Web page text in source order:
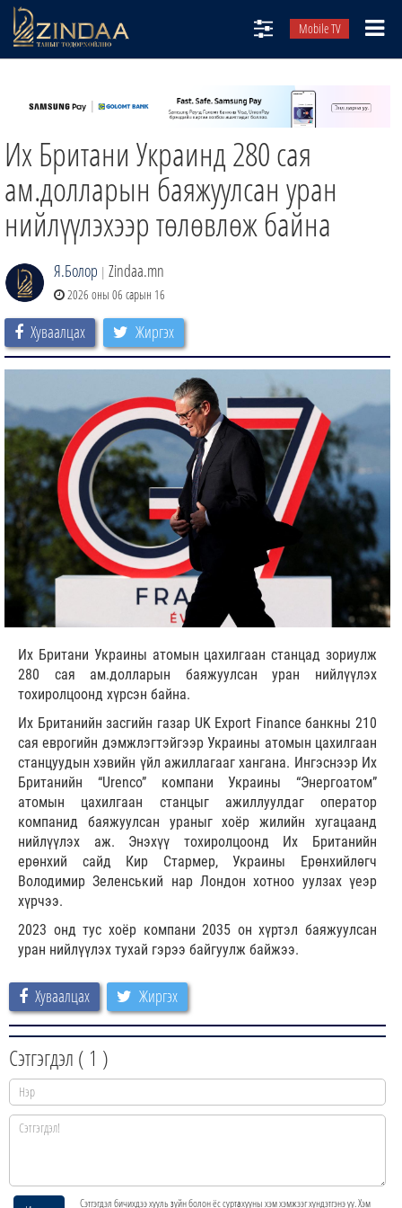
Mobile TV
ТВ8
ӨГЛӨӨНИЙ СОНИН
АУДИО ЗОХИОЛ
ЗИНДАА СЭТГҮҮЛ
Их Британи Украинд 280 сая
ам.долларын баяжуулсан уран
нийлүүлэхээр төлөвлөж байна
Я.Болор | Zindaa.mn
2026 оны 06 сарын 16
Хуваалцах Жиргэх
Их Британи Украины атомын цахилгаан станцад зориулж
280 сая ам.долларын баяжуулсан уран нийлүүлэх
тохиролцоонд хүрсэн байна.
Их Британийн засгийн газар UK Export Finance банкны 210
сая еврогийн дэмжлэгтэйгээр Украины атомын цахилгаан
станцуудын хэвийн үйл ажиллагааг хангана. Ингэснээр Их
Британийн “Urenco” компани Украины “Энергоатом”
атомын цахилгаан станцыг ажиллуулдаг оператор
компанид баяжуулсан ураныг хоёр жилийн хугацаанд
нийлүүлэх аж. Энэхүү тохиролцоонд Их Британийн
ерөнхий сайд Кир Стармер, Украины Ерөнхийлөгч
Володимир Зеленський нар Лондон хотноо уулзах үеэр
хүрчээ.
2023 онд тус хоёр компани 2035 он хүртэл баяжуулсан
уран нийлүүлэх тухай гэрээ байгуулж байжээ.
Хуваалцах Жиргэх
Сэтгэгдэл ( 1 )
Сэтгэгдэл бичихдээ хууль зүйн болон ёс суртахууны хэм хэмжээг хүндэтгэнэ үү. Хэм